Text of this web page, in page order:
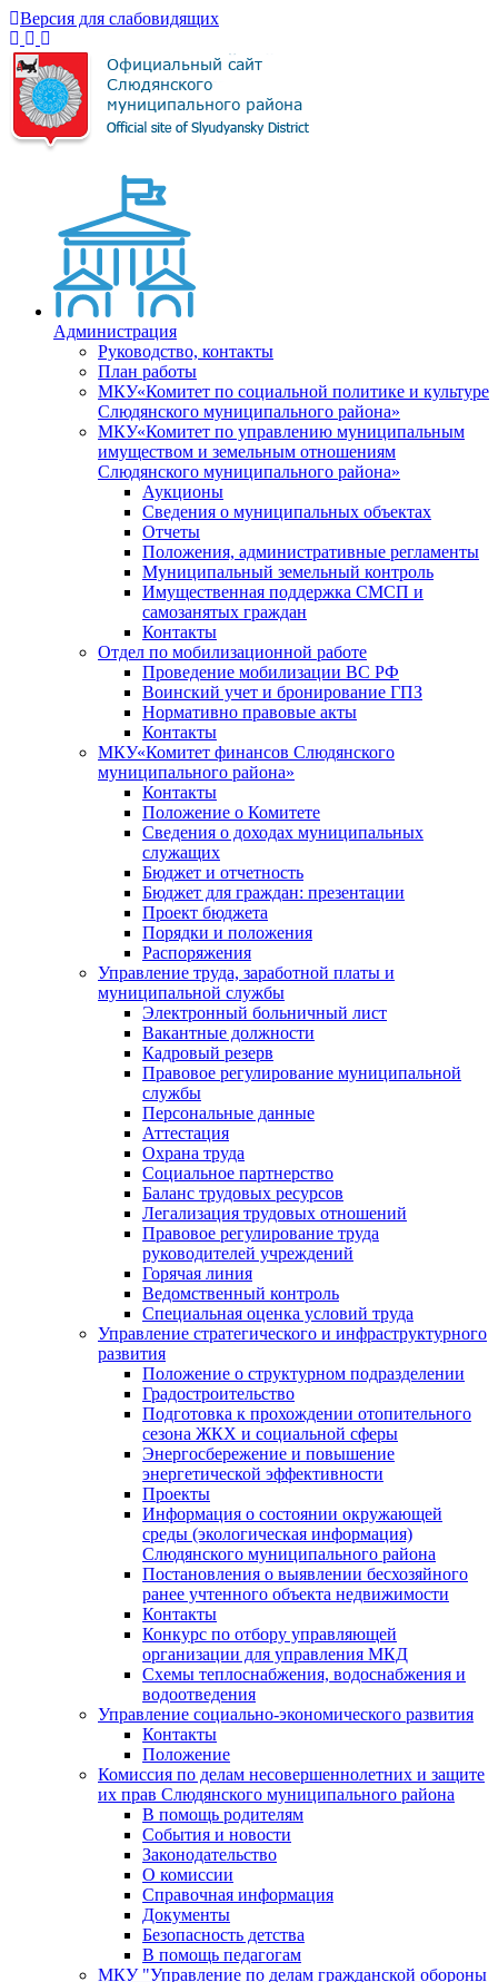
Версия для слабовидящих
Администрация
Руководство, контакты
План работы
МКУ«Комитет по социальной политике и культуре
Слюдянского муниципального района»
МКУ«Комитет по управлению муниципальным
имуществом и земельным отношениям
Слюдянского муниципального района»
Аукционы
Сведения о муниципальных объектах
Отчеты
Положения, административные регламенты
Муниципальный земельный контроль
Имущественная поддержка СМСП и
самозанятых граждан
Контакты
Отдел по мобилизационной работе
Проведение мобилизации ВС РФ
Воинский учет и бронирование ГПЗ
Нормативно правовые акты
Контакты
МКУ«Комитет финансов Слюдянского
муниципального района»
Контакты
Положение о Комитете
Сведения о доходах муниципальных
служащих
Бюджет и отчетность
Бюджет для граждан: презентации
Проект бюджета
Порядки и положения
Распоряжения
Управление труда, заработной платы и
муниципальной службы
Электронный больничный лист
Вакантные должности
Кадровый резерв
Правовое регулирование муниципальной
службы
Персональные данные
Аттестация
Охрана труда
Социальное партнерство
Баланс трудовых ресурсов
Легализация трудовых отношений
Правовое регулирование труда
руководителей учреждений
Горячая линия
Ведомственный контроль
Специальная оценка условий труда
Управление стратегического и инфраструктурного
развития
Положение о структурном подразделении
Градостроительство
Подготовка к прохождении отопительного
сезона ЖКХ и социальной сферы
Энергосбережение и повышение
энергетической эффективности
Проекты
Информация о состоянии окружающей
среды (экологическая информация)
Слюдянского муниципального района
Постановления о выявлении бесхозяйного
ранее учтенного объекта недвижимости
Контакты
Конкурс по отбору управляющей
организации для управления МКД
Схемы теплоснабжения, водоснабжения и
водоотведения
Управление социально-экономического развития
Контакты
Положение
Комиссия по делам несовершеннолетних и защите
их прав Слюдянского муниципального района
В помощь родителям
События и новости
Законодательство
О комиссии
Справочная информация
Документы
Безопасность детства
В помощь педагогам
МКУ "Управление по делам гражданской обороны